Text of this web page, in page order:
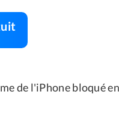
de l'iPhone bloqué